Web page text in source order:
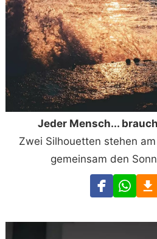
Jeder Mensch...
Zwei Silhouetten stehen
gemeinsam den